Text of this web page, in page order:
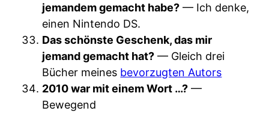
jemandem gemacht habe? — Ich denke,
einen Nintendo DS.
Das schönste Geschenk, das mir
jemand gemacht hat? — Gleich drei
Bücher meines bevorzugten Autors
2010 war mit einem Wort …? —
Bewegend